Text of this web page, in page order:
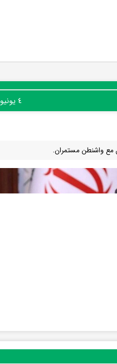
٤ يونيو ٢٠٢٦ ١٤:٥٩
مع واشنطن مستمران.